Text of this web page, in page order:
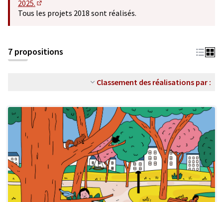
2025.
(S'ouvre dans un nouvel onglet)
Tous les projets 2018 sont réalisés.
7 propositions
Classement des réalisations par :